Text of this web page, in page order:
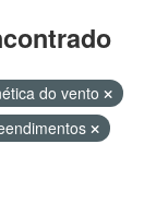
do vento